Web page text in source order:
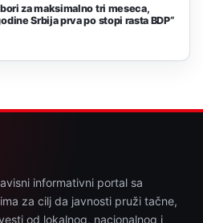
za maksimalno tri meseca,
Srbija prva po stopi rasta BDP“
informativni portal sa
za cilj da javnosti pruži tačne,
od lokalnog, nacionalnog i